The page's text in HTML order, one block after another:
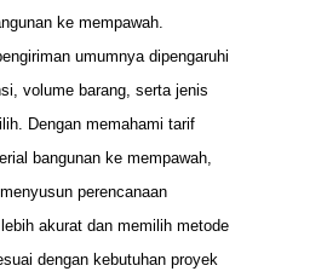
ke mempawah.
umumnya dipengaruhi
volume barang, serta jenis
Dengan memahami tarif
bangunan ke mempawah,
perencanaan
akurat dan memilih metode
dengan kebutuhan proyek